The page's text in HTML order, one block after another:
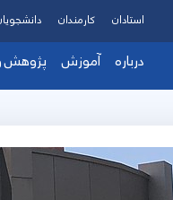
درباره
پیام ریاست دانشکده
آموزش پژوهش
استادان کارمندان